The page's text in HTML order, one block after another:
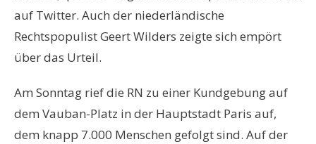
auf Twitter. Auch der niederländische
Rechtspopulist Geert Wilders zeigte sich empört
über das Urteil.
Am Sonntag rief die RN zu einer Kundgebung auf
dem Vauban-Platz in der Hauptstadt Paris auf,
dem knapp 7.000 Menschen gefolgt sind. Auf der